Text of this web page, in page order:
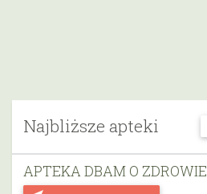
Najbliższe apteki
APTEKA DBAM O ZDROWIE